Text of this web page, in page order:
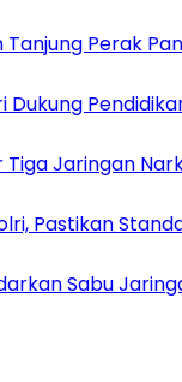
Perak
Jaringan
Pastikan
Sabu